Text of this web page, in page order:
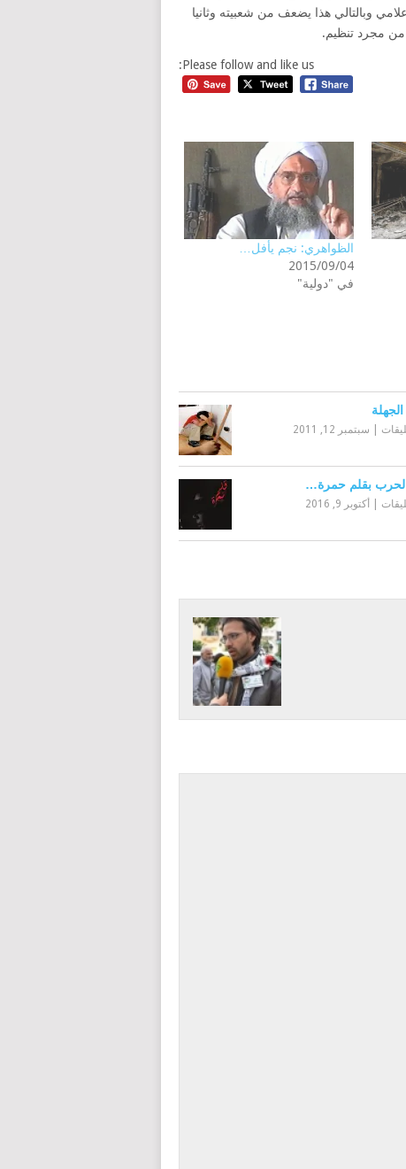
وبالتالي هذا يضعف من شعبيته وثانيا
من مجرد تنظيم.
Please follow and like us:
الظواهري: نجم يأفل…
2015/09/04
في "دولية"
سبتمبر 12, 2011
بقلم حمرة…
أكتوبر 9, 2016